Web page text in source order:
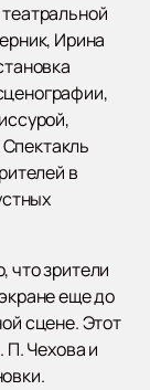
Ирина
в
что зрители
еще до
сцене. Этот
Чехова и